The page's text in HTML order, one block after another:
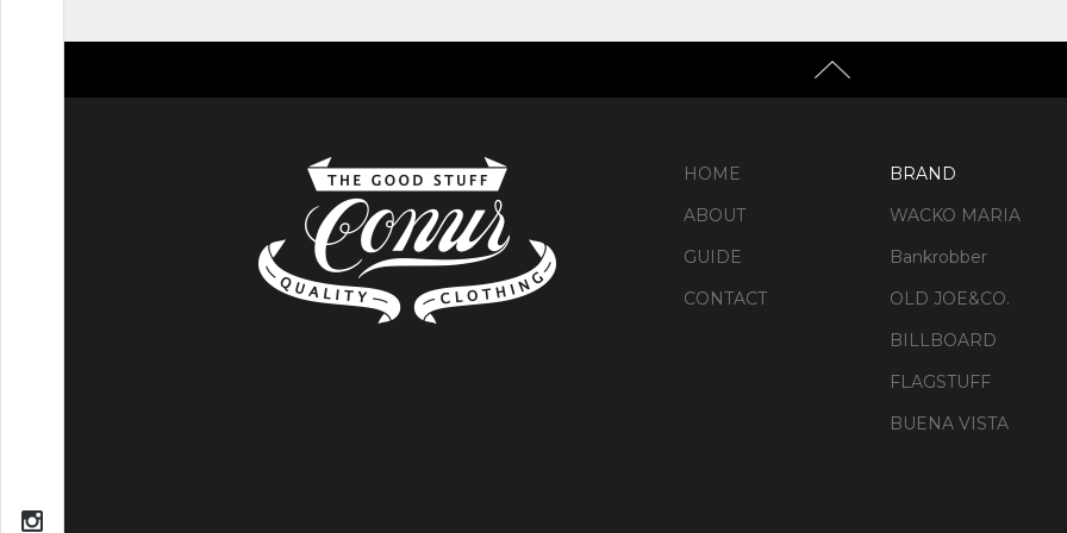
HOME
ABOUT
GUIDE
CONTACT
BRAND
WACKO MARIA
Bankrobber
OLD JOE&CO.
BILLBOARD
FLAGSTUFF
BUENA VISTA